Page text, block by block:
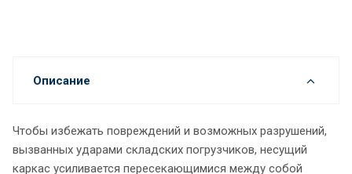
Описание
Чтобы избежать повреждений и возможных разрушений,
вызванных ударами складских погрузчиков, несущий
каркас усиливается пересекающимися между собой